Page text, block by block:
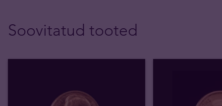
Soovitatud tooted